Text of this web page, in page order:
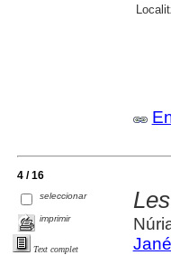
4 / 16
seleccionar
imprimir
Text complet